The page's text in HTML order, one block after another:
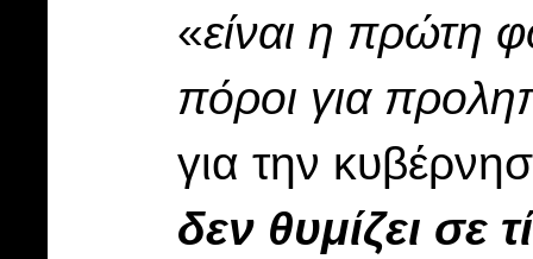
«είναι η πρώτη
πόροι για
για την
δεν θυμίζει σε